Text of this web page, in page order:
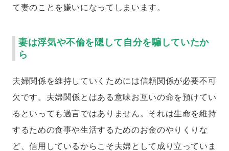
て妻のことを嫌いになってしまいます。
妻は浮気や不倫を隠して自分を騙していたか
ら
夫婦関係を維持していくためには信頼関係が必要不可
欠です。夫婦関係とはある意味お互いの命を預けてい
るといっても過言ではありません。それは生命を維持
するための食事や生活するためのお金のやりくりな
ど、信用しているからこそ夫婦として成り立っていま